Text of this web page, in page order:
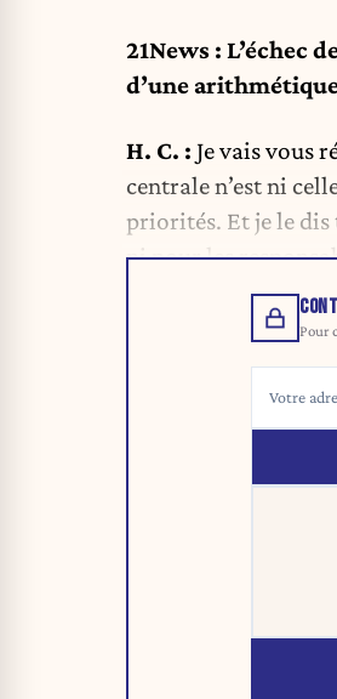
21News : L’échec
d’une
H. C. : Je vais vous
centrale n’est ni
priorités. Et je le dis
ni pour les
Pour